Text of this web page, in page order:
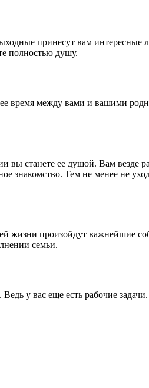
принесут вам
полностью душу.
время между вами и вашими
станете ее душой. Вам везде
знакомство. Тем не менее не
жизни произойдут важнейшие
семьи.
у вас еще есть рабочие